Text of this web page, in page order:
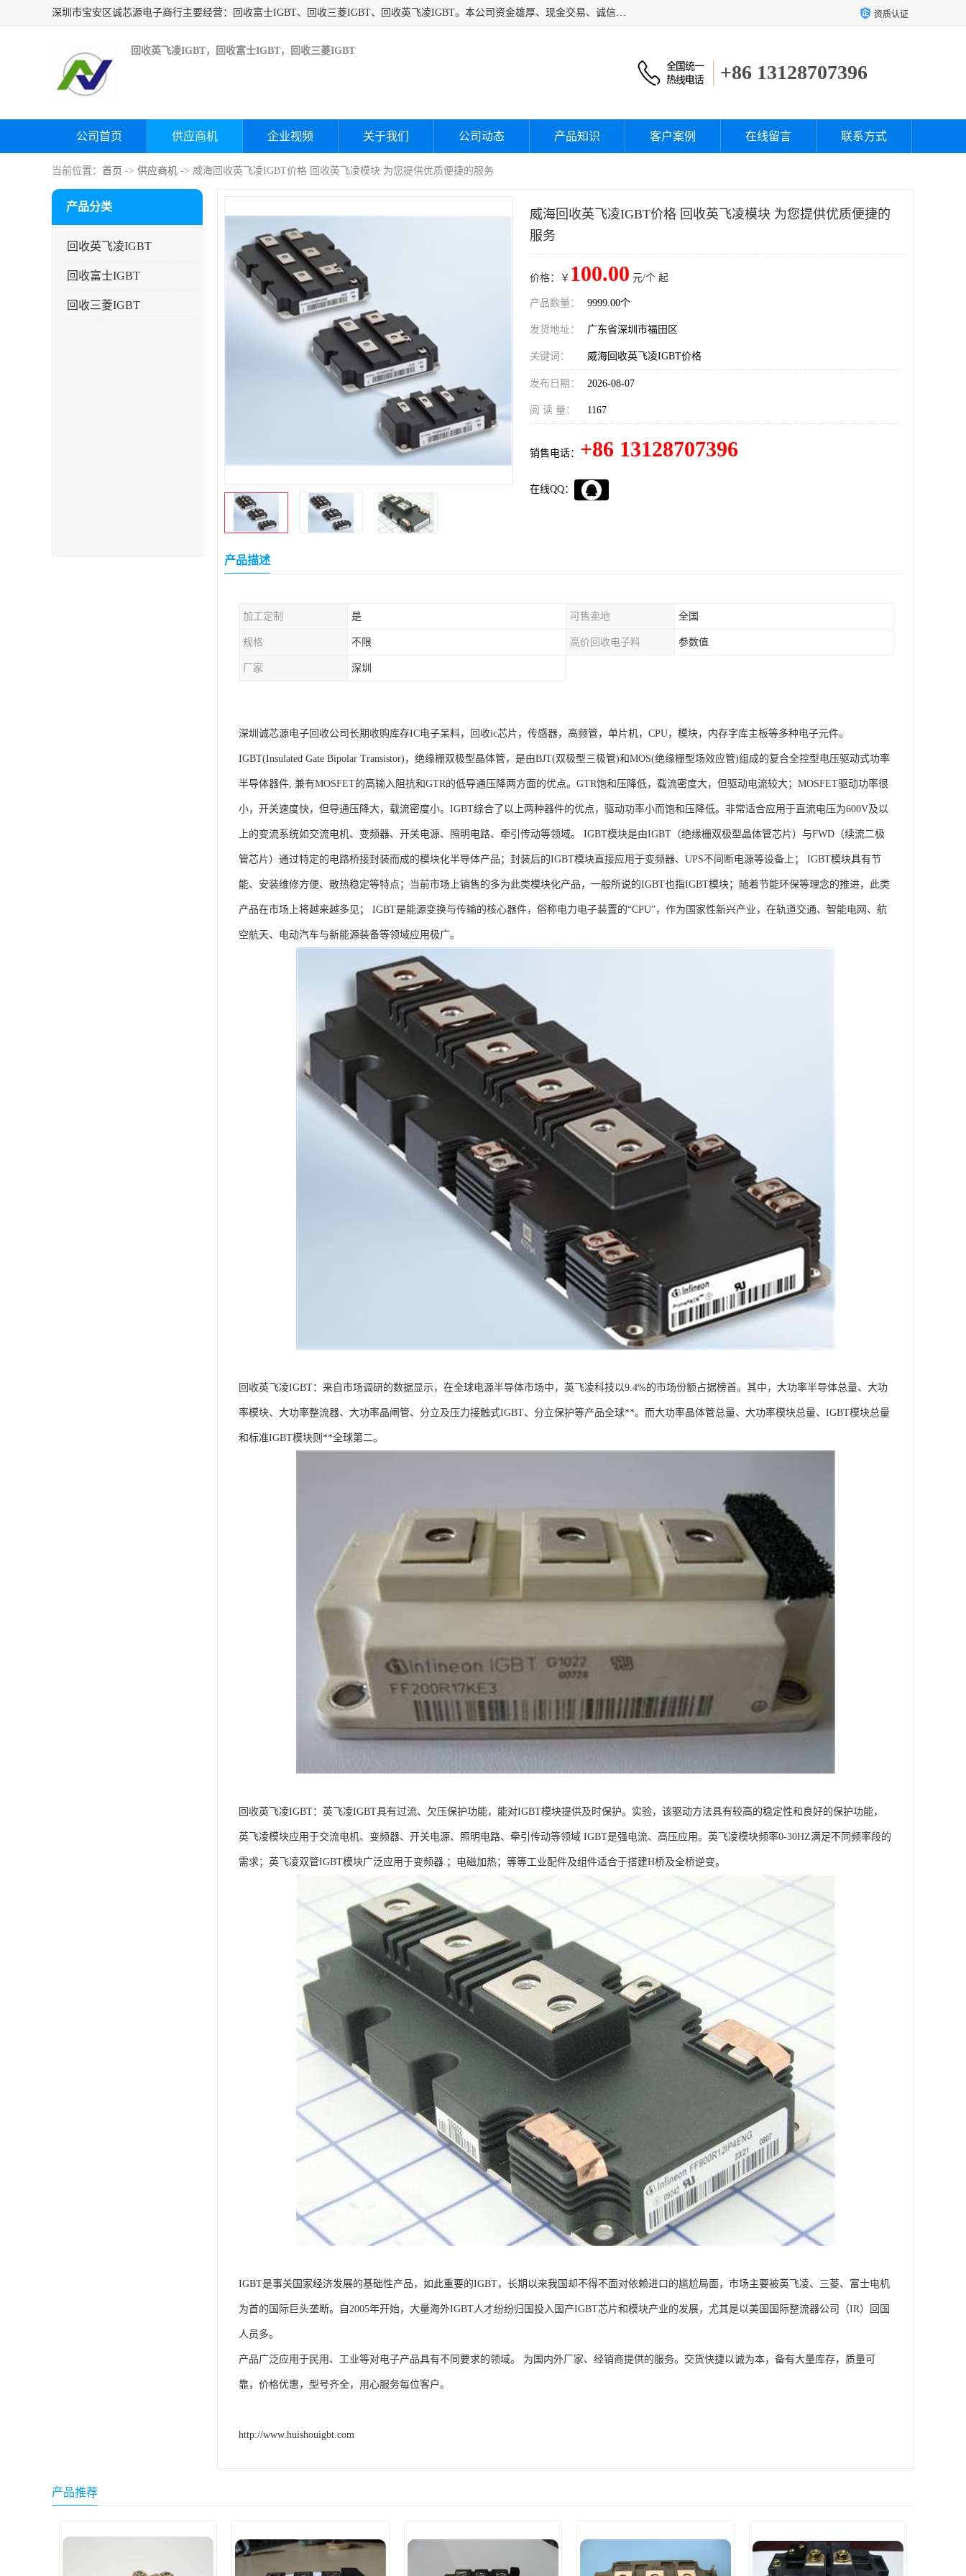
深圳市宝安区诚芯源电子商行主要经营：回收富士IGBT、回收三菱IGBT、回收英飞凌IGBT。本公司资金雄厚、现金交易、诚信待人，经过不断的探索和发展，已形成完善的评估、采购，从而为客户提供快捷价优的库存处理服务，迅速为客户消化库存，回笼资金。 资质认证
回收英飞凌IGBT，回收富士IGBT，回收三菱IGBT
+86 13128707396
公司首页 供应商机 企业视频 关于我们 公司动态 产品知识 客户案例 在线留言 联系方式
当前位置： 首页 -> 供应商机 -> 威海回收英飞凌IGBT价格 回收英飞凌模块 为您提供优质便捷的服务
产品分类
回收英飞凌IGBT
回收富士IGBT
回收三菱IGBT
威海回收英飞凌IGBT价格 回收英飞凌模块 为您提供优质便捷的
服务
价格：￥ 100.00 元/个 起
产品数量： 9999.00个
发货地址： 广东省深圳市福田区
关键词： 威海回收英飞凌IGBT价格
发布日期： 2026-08-07
阅 读 量： 1167
销售电话： +86 13128707396
在线QQ：
产品描述
加工定制 是 可售卖地 全国
规格 不限 高价回收电子料 参数值
厂家 深圳
深圳诚芯源电子回收公司长期收购库存IC电子呆料，回收ic芯片，传感器，高频管，单片机，CPU，模块，内存字库主板等多种电子元件。
IGBT(Insulated Gate Bipolar Transistor)，绝缘栅双极型晶体管，是由BJT(双极型三极管)和MOS(绝缘栅型场效应管)组成的复合全控型电压驱动式功率
半导体器件, 兼有MOSFET的高输入阻抗和GTR的低导通压降两方面的优点。GTR饱和压降低，载流密度大，但驱动电流较大；MOSFET驱动功率很
小，开关速度快，但导通压降大，载流密度小。IGBT综合了以上两种器件的优点，驱动功率小而饱和压降低。非常适合应用于直流电压为600V及以
上的变流系统如交流电机、变频器、开关电源、照明电路、牵引传动等领域。 IGBT模块是由IGBT（绝缘栅双极型晶体管芯片）与FWD（续流二极
管芯片）通过特定的电路桥接封装而成的模块化半导体产品；封装后的IGBT模块直接应用于变频器、UPS不间断电源等设备上； IGBT模块具有节
能、安装维修方便、散热稳定等特点；当前市场上销售的多为此类模块化产品，一般所说的IGBT也指IGBT模块；随着节能环保等理念的推进，此类
产品在市场上将越来越多见； IGBT是能源变换与传输的核心器件，俗称电力电子装置的“CPU”，作为国家性新兴产业，在轨道交通、智能电网、航
空航天、电动汽车与新能源装备等领域应用极广。
回收英飞凌IGBT：来自市场调研的数据显示，在全球电源半导体市场中，英飞凌科技以9.4%的市场份额占据榜首。其中，大功率半导体总量、大功
率模块、大功率整流器、大功率晶闸管、分立及压力接触式IGBT、分立保护等产品全球**。而大功率晶体管总量、大功率模块总量、IGBT模块总量
和标准IGBT模块则**全球第二。
回收英飞凌IGBT：英飞凌IGBT具有过流、欠压保护功能，能对IGBT模块提供及时保护。实验，该驱动方法具有较高的稳定性和良好的保护功能，
英飞凌模块应用于交流电机、变频器、开关电源、照明电路、牵引传动等领域 IGBT是强电流、高压应用。英飞凌模块频率0-30HZ满足不同频率段的
需求；英飞凌双管IGBT模块广泛应用于变频器.；电磁加热；等等工业配件及组件适合于搭建H桥及全桥逆变。
IGBT是事关国家经济发展的基础性产品，如此重要的IGBT，长期以来我国却不得不面对依赖进口的尴尬局面，市场主要被英飞凌、三菱、富士电机
为首的国际巨头垄断。自2005年开始，大量海外IGBT人才纷纷归国投入国产IGBT芯片和模块产业的发展，尤其是以美国国际整流器公司（IR）回国
人员多。
产品广泛应用于民用、工业等对电子产品具有不同要求的领域。 为国内外厂家、经销商提供的服务。交货快捷以诚为本，备有大量库存，质量可
靠，价格优惠，型号齐全，用心服务每位客户。
http://www.huishouigbt.com
产品推荐